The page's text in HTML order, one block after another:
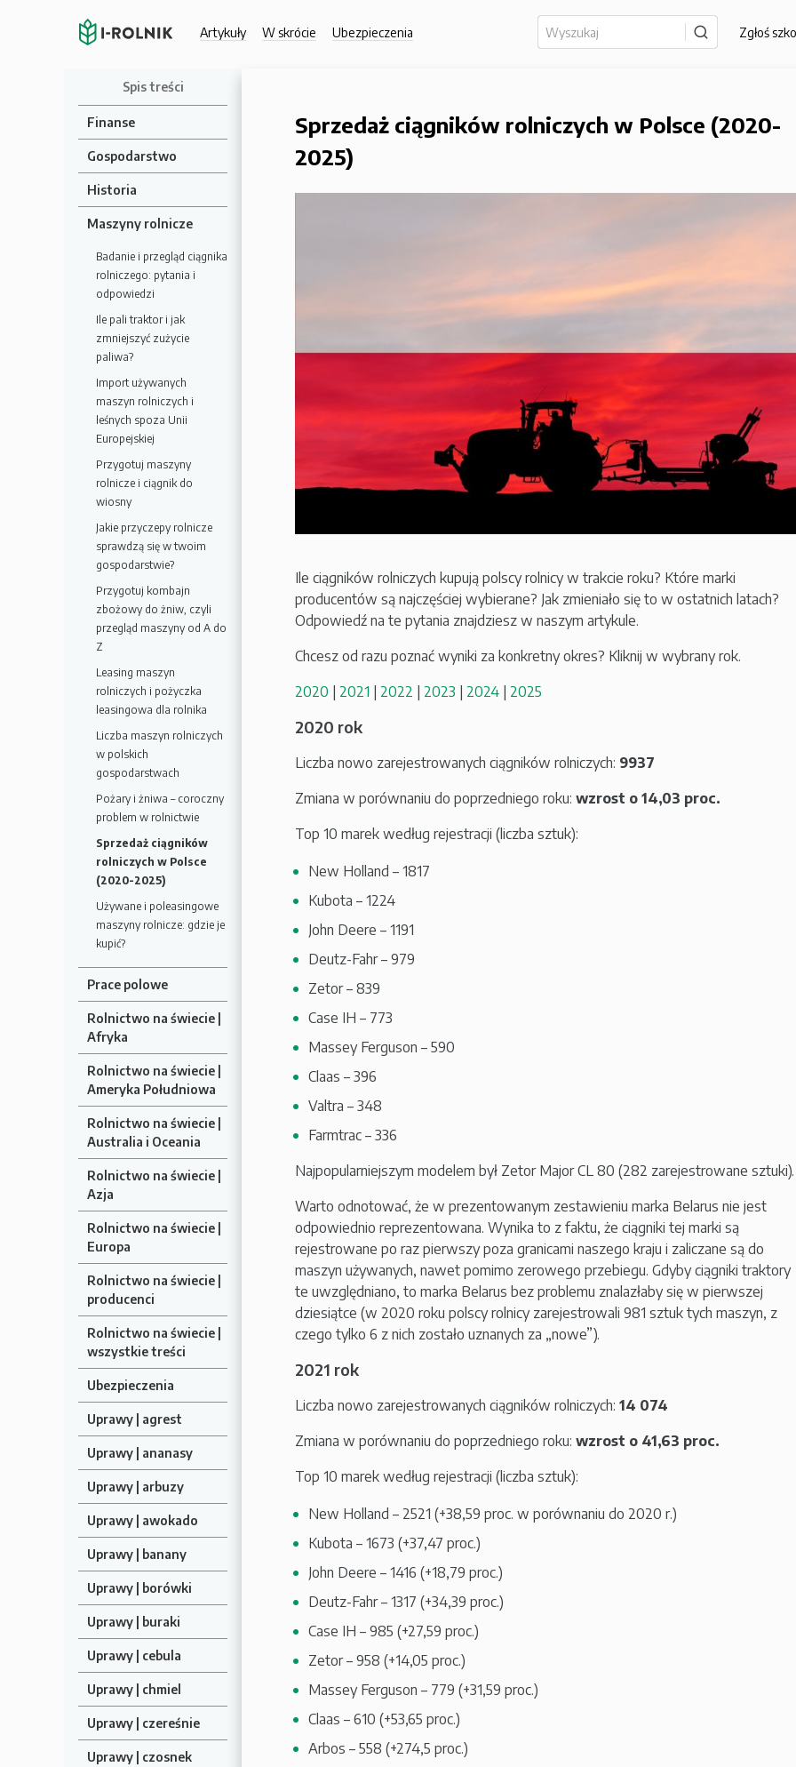
Artykuły W skrócie Ubezpieczenia Zgłoś
Spis treści
Finanse
Gospodarstwo
Historia
Maszyny rolnicze
Badanie i przegląd ciągnika
rolniczego: pytania i
odpowiedzi
Ile pali traktor i jak
zmniejszyć zużycie
paliwa?
Import używanych
maszyn rolniczych i
leśnych spoza Unii
Europejskiej
Przygotuj maszyny
rolnicze i ciągnik do
wiosny
Jakie przyczepy rolnicze
sprawdzą się w twoim
gospodarstwie?
Przygotuj kombajn
zbożowy do żniw, czyli
przegląd maszyny od A do
Z
Leasing maszyn
rolniczych i pożyczka
leasingowa dla rolnika
Liczba maszyn rolniczych
w polskich
gospodarstwach
Pożary i żniwa – coroczny
problem w rolnictwie
Sprzedaż ciągników
rolniczych w Polsce
(2020-2025)
Używane i poleasingowe
maszyny rolnicze: gdzie je
kupić?
Prace polowe
Rolnictwo na świecie |
Afryka
Rolnictwo na świecie |
Ameryka Południowa
Rolnictwo na świecie |
Australia i Oceania
Rolnictwo na świecie |
Azja
Rolnictwo na świecie |
Europa
Rolnictwo na świecie |
producenci
Rolnictwo na świecie |
wszystkie treści
Ubezpieczenia
Uprawy | agrest
Uprawy | ananasy
Uprawy | arbuzy
Uprawy | awokado
Uprawy | banany
Uprawy | borówki
Uprawy | buraki
Uprawy | cebula
Uprawy | chmiel
Uprawy | czereśnie
Uprawy | czosnek
Sprzedaż ciągników rolniczych w Polsce (2020-
2025)
Ile ciągników rolniczych kupują polscy rolnicy w trakcie roku? Które marki
producentów są najczęściej wybierane? Jak zmieniało się to w ostatnich latach?
Odpowiedź na te pytania znajdziesz w naszym artykule.
Chcesz od razu poznać wyniki za konkretny okres? Kliknij w wybrany rok.
2020 | 2021 | 2022 | 2023 | 2024 | 2025
2020 rok
Liczba nowo zarejestrowanych ciągników rolniczych: 9937
Zmiana w porównaniu do poprzedniego roku: wzrost o 14,03 proc.
Top 10 marek według rejestracji (liczba sztuk):
New Holland – 1817
Kubota – 1224
John Deere – 1191
Deutz-Fahr – 979
Zetor – 839
Case IH – 773
Massey Ferguson – 590
Claas – 396
Valtra – 348
Farmtrac – 336
Najpopularniejszym modelem był Zetor Major CL 80 (282 zarejestrowane sztuki).
Warto odnotować, że w prezentowanym zestawieniu marka Belarus nie jest
odpowiednio reprezentowana. Wynika to z faktu, że ciągniki tej marki są
rejestrowane po raz pierwszy poza granicami naszego kraju i zaliczane są do
maszyn używanych, nawet pomimo zerowego przebiegu. Gdyby ciągniki traktory
te uwzględniano, to marka Belarus bez problemu znalazłaby się w pierwszej
dziesiątce (w 2020 roku polscy rolnicy zarejestrowali 981 sztuk tych maszyn, z
czego tylko 6 z nich zostało uznanych za „nowe”).
2021 rok
Liczba nowo zarejestrowanych ciągników rolniczych: 14 074
Zmiana w porównaniu do poprzedniego roku: wzrost o 41,63 proc.
Top 10 marek według rejestracji (liczba sztuk):
New Holland – 2521 (+38,59 proc. w porównaniu do 2020 r.)
Kubota – 1673 (+37,47 proc.)
John Deere – 1416 (+18,79 proc.)
Deutz-Fahr – 1317 (+34,39 proc.)
Case IH – 985 (+27,59 proc.)
Zetor – 958 (+14,05 proc.)
Massey Ferguson – 779 (+31,59 proc.)
Claas – 610 (+53,65 proc.)
Arbos – 558 (+274,5 proc.)